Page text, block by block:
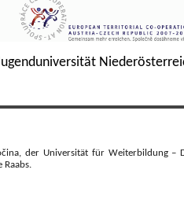
der Universität für Weiterbildung –
Raabs.